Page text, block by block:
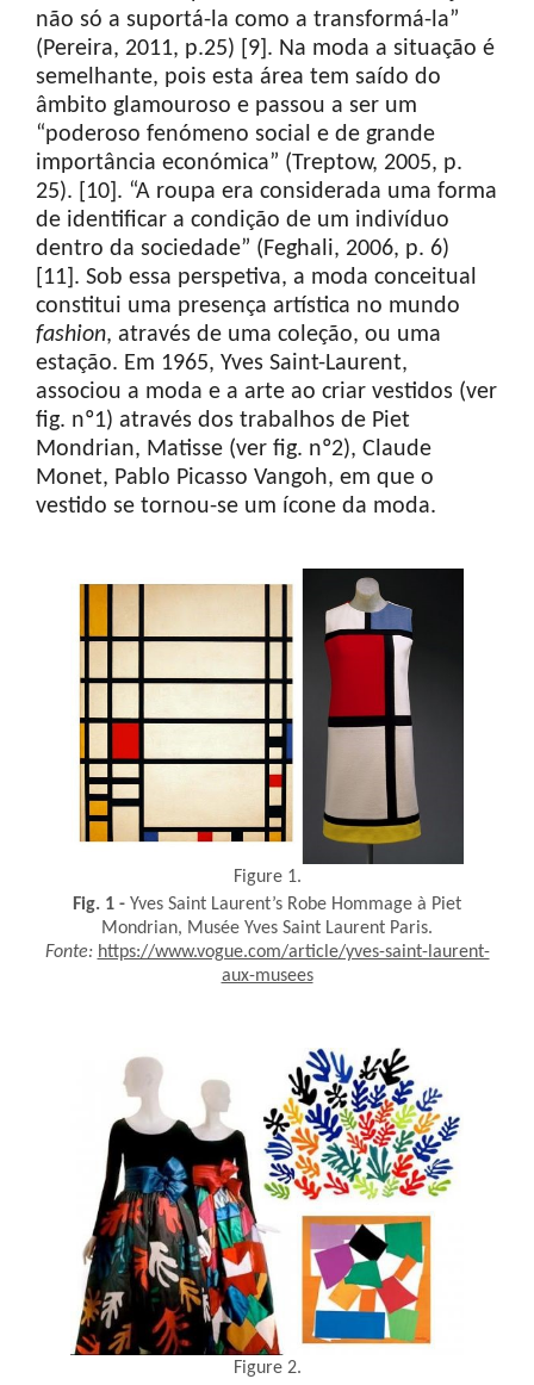
não só a suportá-la como a transformá-la”
(Pereira, 2011, p.25) [9]. Na moda a situação é
semelhante, pois esta área tem saído do
âmbito glamouroso e passou a ser um
“poderoso fenómeno social e de grande
importância económica” (Treptow, 2005, p.
25). [10]. “A roupa era considerada uma forma
de identificar a condição de um indivíduo
dentro da sociedade” (Feghali, 2006, p. 6)
[11]. Sob essa perspetiva, a moda conceitual
constitui uma presença artística no mundo
fashion, através de uma coleção, ou uma
estação. Em 1965, Yves Saint-Laurent,
associou a moda e a arte ao criar vestidos (ver
fig. nº1) através dos trabalhos de Piet
Mondrian, Matisse (ver fig. nº2), Claude
Monet, Pablo Picasso Vangoh, em que o
vestido se tornou-se um ícone da moda.
Figure 1.
Fig. 1 - Yves Saint Laurent’s Robe Hommage à Piet
Mondrian, Musée Yves Saint Laurent Paris.
Fonte: https://www.vogue.com/article/yves-saint-laurent-
aux-musees
Figure 2.